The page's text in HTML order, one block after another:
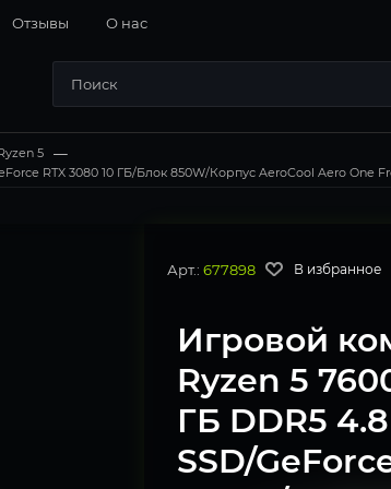
Отзывы О нас
5 —
RTX 3080 10 ГБ/Блок 850W/Корпус AeroCool Aero One
Арт.: 677898 В избранное
Игровой
Ryzen 5
ГБ DDR5
SSD/